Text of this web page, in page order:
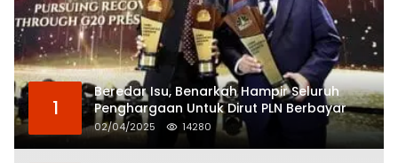
1
Beredar Isu, Benarkah Hampir Seluruh
Penghargaan Untuk Dirut PLN Berbayar
02/04/2025 14280